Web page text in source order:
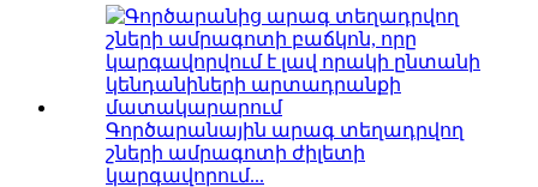
Գործարանային արագ տեղադրվող
շների ամրագոտի ժիլետի
կարգավորում...